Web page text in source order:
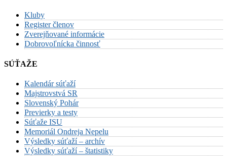
Kluby
Register členov
Zverejňované informácie
Dobrovoľnícka činnosť
SÚŤAŽE
Kalendár súťaží
Majstrovstvá SR
Slovenský Pohár
Previerky a testy
Súťaže ISU
Memoriál Ondreja Nepelu
Výsledky súťaží – archív
Výsledky súťaží – štatistiky